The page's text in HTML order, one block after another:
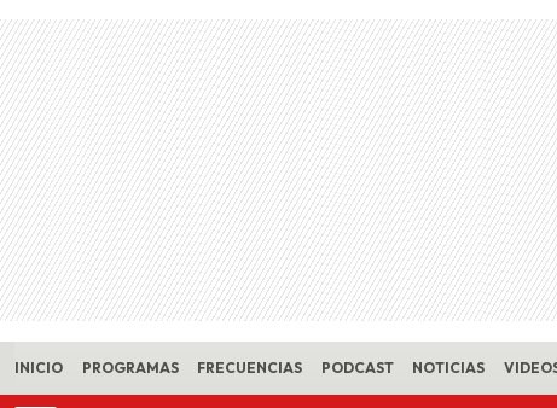
Skip to main content
INICIO PROGRAMAS FRECUENCIAS PODCAST NOTICIAS